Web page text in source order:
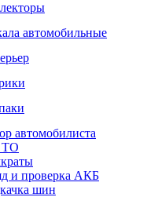
автомобильные
автомобилиста
ТО
и проверка АКБ
шин